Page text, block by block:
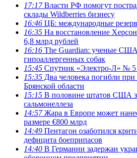
17:17Власти РФ помогут
склады Wildberries бизнесу
16:46 ЦБ: международные
16:35 На восстановление
6,8 млрд рублей
16:16 The Guardian: ученые США
гипоаллергенных собак
15:45 Спутник «Электро-Л» № 5
15:35 Два человека погибли
Брянской области
15:15 В половине штатов США
сальмонеллеза
14:57Жара в Европе может
размере €800 млрд
14:49 Пентагон озаботился
дефицита боеприпасов
14:40 В Германии задержан